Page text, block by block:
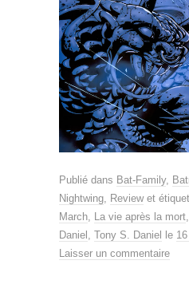
Publié dans Bat-Family,
Nightwing
Reviewet
March
La vie après la mort
Daniel
Tony S. Daniel le
Laisser un commentaire